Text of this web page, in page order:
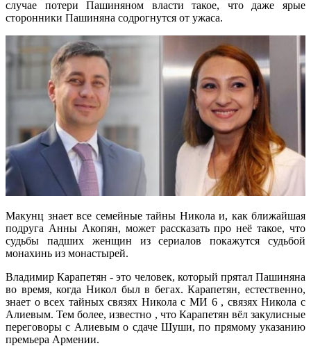
случае потери Пашиняном власти такое, что даже ярые
сторонники Пашиняна содрогнутся от ужаса.
Макунц знает все семейные тайны Никола и, как ближайшая
подруга Анны Акопян, может рассказать про неё такое, что
судьбы падших женщин из сериалов покажутся судьбой
монахинь из монастырей.
Владимир Карапетян - это человек, который прятал Пашиняна
во время, когда Никол был в бегах. Карапетян, естественно,
знает о всех тайных связях Никола с МИ 6 , связях Никола с
Алиевым. Тем более, известно , что Карапетян вёл закулисные
переговоры с Алиевым о сдаче Шуши, по прямому указанию
премьера Армении.